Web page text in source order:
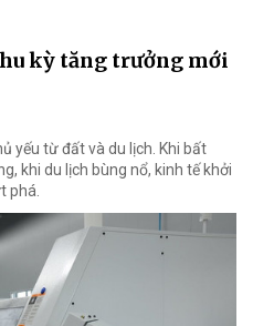
kỳ tăng trưởng mới
yếu từ đất và du lịch. Khi bất
khi du lịch bùng nổ, kinh tế khởi
phá.